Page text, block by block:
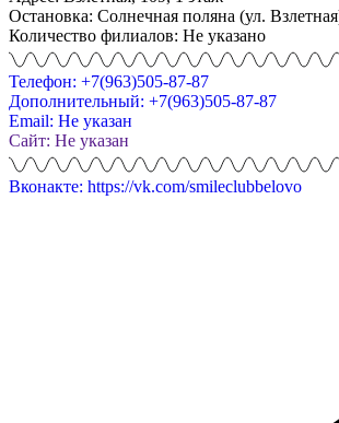
Остановка: Солнечная поляна (ул.
Количество филиалов: Не указано
Телефон: +7(963)505-87-87
Дополнительный: +7(963)505-87-87
Email: Не указан
Сайт: Не указан
Вконакте: https://vk.com/smileclubbelovo